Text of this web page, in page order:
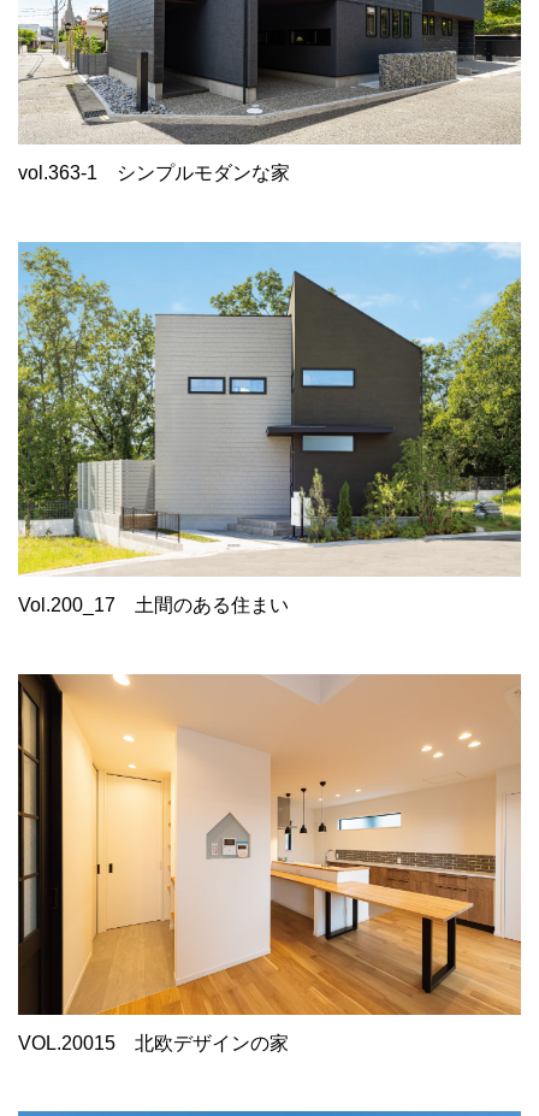
vol.363-1 シンプルモダンな家
Vol.200_17 土間のある住まい
VOL.20015 北欧デザインの家